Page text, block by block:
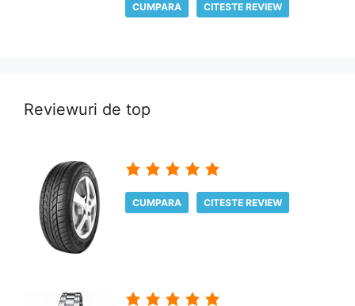
CUMPARA CITESTE REVIEW
Reviewuri de top
CUMPARA CITESTE REVIEW